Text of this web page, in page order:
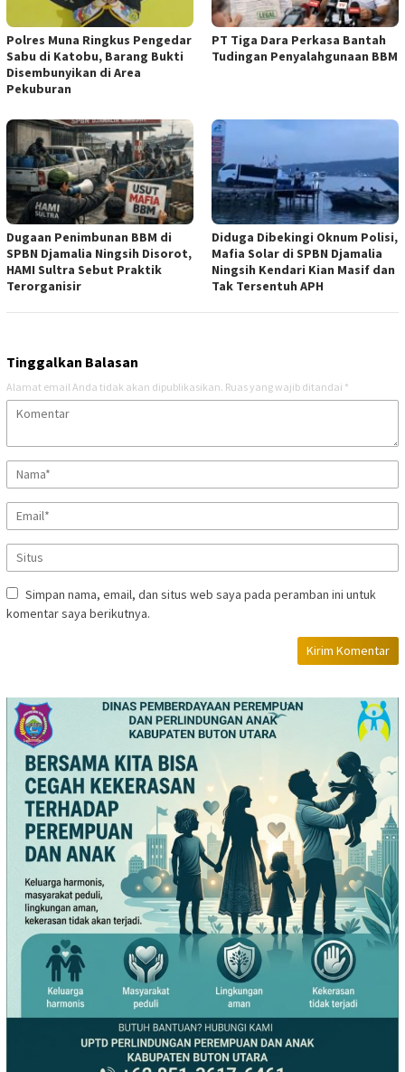
Polres Muna Ringkus Pengedar
Sabu di Katobu, Barang Bukti
Disembunyikan di Area
Pekuburan
PT Tiga Dara Perkasa Bantah
Tudingan Penyalahgunaan BBM
Dugaan Penimbunan BBM di
SPBN Djamalia Ningsih Disorot,
HAMI Sultra Sebut Praktik
Terorganisir
Diduga Dibekingi Oknum Polisi,
Mafia Solar di SPBN Djamalia
Ningsih Kendari Kian Masif dan
Tak Tersentuh APH
Tinggalkan Balasan
Alamat email Anda tidak akan dipublikasikan. Ruas yang wajib ditandai *
Simpan nama, email, dan situs web saya pada peramban ini untuk
komentar saya berikutnya.